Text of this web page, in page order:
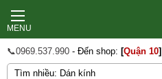
MENU
📞0969.537.990 - Đến shop: [Quận 10]